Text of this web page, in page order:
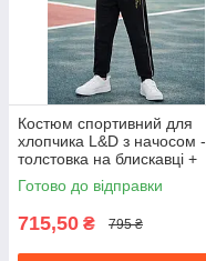
Костюм спортивний для
хлопчика L&D з начосом -
толстовка на блискавці +
штани, сірий з чорним,
розмір 152
Готово до відправки
715,50 ₴ 795 ₴